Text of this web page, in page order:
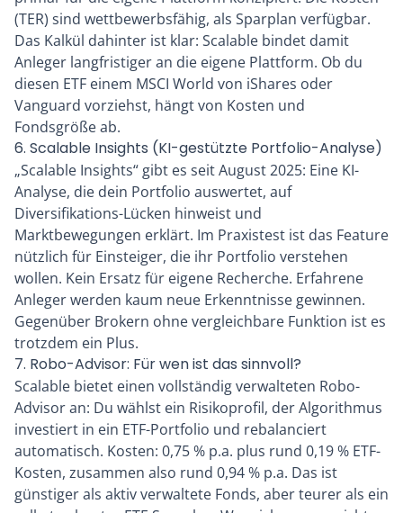
(TER) sind wettbewerbsfähig, als Sparplan verfügbar.
Das Kalkül dahinter ist klar: Scalable bindet damit
Anleger langfristiger an die eigene Plattform. Ob du
diesen ETF einem MSCI World von iShares oder
Vanguard vorziehst, hängt von Kosten und
Fondsgröße ab.
6. Scalable Insights (KI-gestützte Portfolio-Analyse)
„Scalable Insights“ gibt es seit August 2025: Eine KI-
Analyse, die dein Portfolio auswertet, auf
Diversifikations-Lücken hinweist und
Marktbewegungen erklärt. Im Praxistest ist das Feature
nützlich für Einsteiger, die ihr Portfolio verstehen
wollen. Kein Ersatz für eigene Recherche. Erfahrene
Anleger werden kaum neue Erkenntnisse gewinnen.
Gegenüber Brokern ohne vergleichbare Funktion ist es
trotzdem ein Plus.
7. Robo-Advisor: Für wen ist das sinnvoll?
Scalable bietet einen vollständig verwalteten Robo-
Advisor an: Du wählst ein Risikoprofil, der Algorithmus
investiert in ein ETF-Portfolio und rebalanciert
automatisch. Kosten: 0,75 % p.a. plus rund 0,19 % ETF-
Kosten, zusammen also rund 0,94 % p.a. Das ist
günstiger als aktiv verwaltete Fonds, aber teurer als ein